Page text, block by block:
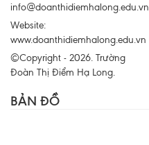
info@doanthidiemhalong.edu.vn
Website:
www.doanthidiemhalong.edu.vn
©Copyright - 2026. Trường
Đoàn Thị Điểm Hạ Long.
BẢN ĐỒ